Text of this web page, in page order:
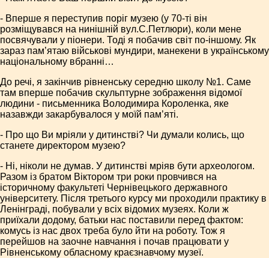
- Вперше я переступив поріг музею (у 70-ті він
розміщувався на нинішній вул.С.Петлюри), коли мене
посвячували у піонери. Тоді я побачив світ по-іншому. Як
зараз пам’ятаю військові мундири, манекени в українському
національному вбранні…
До речі, я закінчив рівненську середню школу №1. Саме
там вперше побачив скульптурне зображення відомої
людини - письменника Володимира Короленка, яке
назавжди закарбувалося у моїй пам’яті.
- Про що Ви мріяли у дитинстві? Чи думали колись, що
станете директором музею?
- Ні, ніколи не думав. У дитинстві мріяв бути археологом.
Разом із братом Віктором три роки провчився на
історичному факультеті Чернівецького державного
університету. Після третього курсу ми проходили практику в
Ленінграді, побували у всіх відомих музеях. Коли ж
приїхали додому, батьки нас поставили перед фактом:
комусь із нас двох треба було йти на роботу. Тож я
перейшов на заочне навчання і почав працювати у
Рівненському обласному краєзнавчому музеї.